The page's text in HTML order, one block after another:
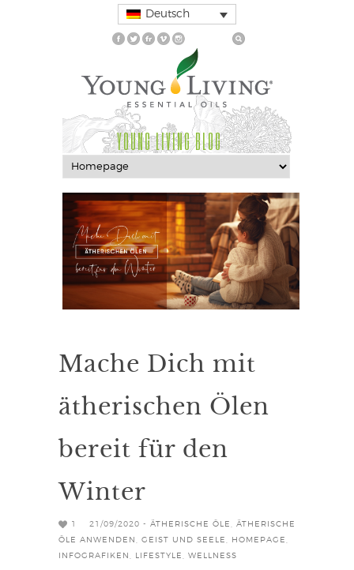
Deutsch
YOUNG LIVING BLOG
Mache Dich mit
ätherischen Ölen
bereit für den
Winter
1 21/09/2020 - ÄTHERISCHE ÖLE
ÄTHERISCHE
ÖLE ANWENDEN
GEIST UND SEELE HOMEPAGE
INFOGRAFIKEN
LIFESTYLE WELLNESS